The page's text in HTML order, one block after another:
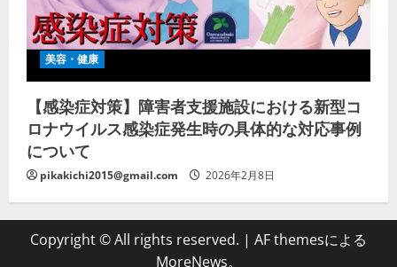
美容・健康
【感染症対策】障害者支援施設における新型コ
ロナウイルス感染症発生時の具体的な対応事例
について
pikakichi2015@gmail.com 2026年2月8日
Copyright © All rights reserved. | AF themesによる
MoreNews。